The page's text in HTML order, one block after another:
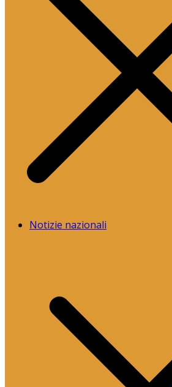
Notizie nazionali